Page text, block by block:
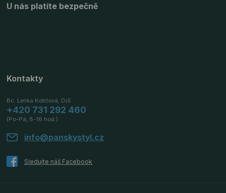
U nás platíte bezpečně
Kontakty
Bc. Lenka Kotrlová, DiS
+420 731 292 460
(Po-Pá, 8-16 hod.)
info@panskystyl.cz